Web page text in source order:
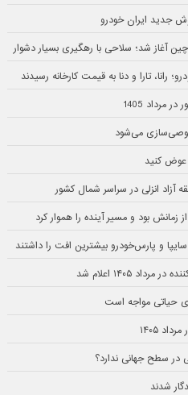
رانا، تارا و دنا به قیمت کارخانه رسیدند
می‌شود
آزاد انزلی در سراسر شمال کشور
حیاتی مواجه است
۱۴۰۵
در سطح جهانی ندارد؟